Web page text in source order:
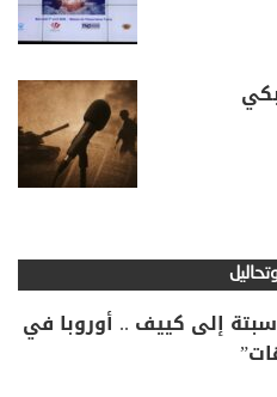
وتحاليل
إلى كييف .. أوروبا في